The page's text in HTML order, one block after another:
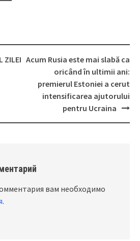
ZILEI Acum Rusia este mai slabă ca
oricând în ultimii ani:
premierul Estoniei a cerut
intensificarea ajutorului
pentru Ucraina
вам необходимо
.